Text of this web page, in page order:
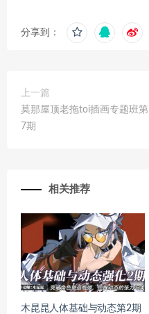
分享到：
上一篇
莫那屋顶老拖toi插画专题班第
7期
相关推荐
木昆昆人体基础与动态第2期